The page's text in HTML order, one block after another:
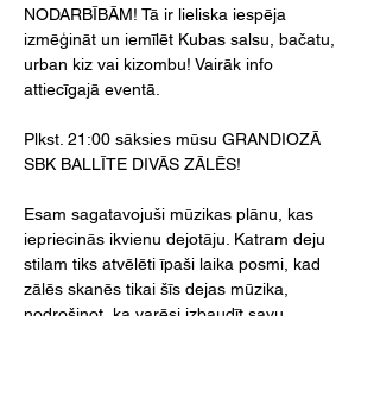
NODARBĪBĀM! Tā ir lieliska iespēja
izmēģināt un iemīlēt Kubas salsu, bačatu,
urban kiz vai kizombu! Vairāk info
attiecīgajā eventā.
Plkst. 21:00 sāksies mūsu GRANDIOZĀ
SBK BALLĪTE DIVĀS ZĀLĒS!
Esam sagatavojuši mūzikas plānu, kas
iepriecinās ikvienu dejotāju. Katram deju
stilam tiks atvēlēti īpaši laika posmi, kad
zālēs skanēs tikai šīs dejas mūzika,
nodrošinot, ka varēsi izbaudīt savu